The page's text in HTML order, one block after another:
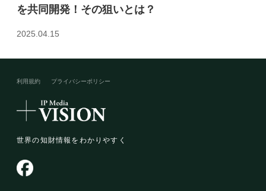
を共同開発！その狙いとは？
2025.04.15
利用規約 プライバシーポリシー​
世界の知財情報をわかりやすく